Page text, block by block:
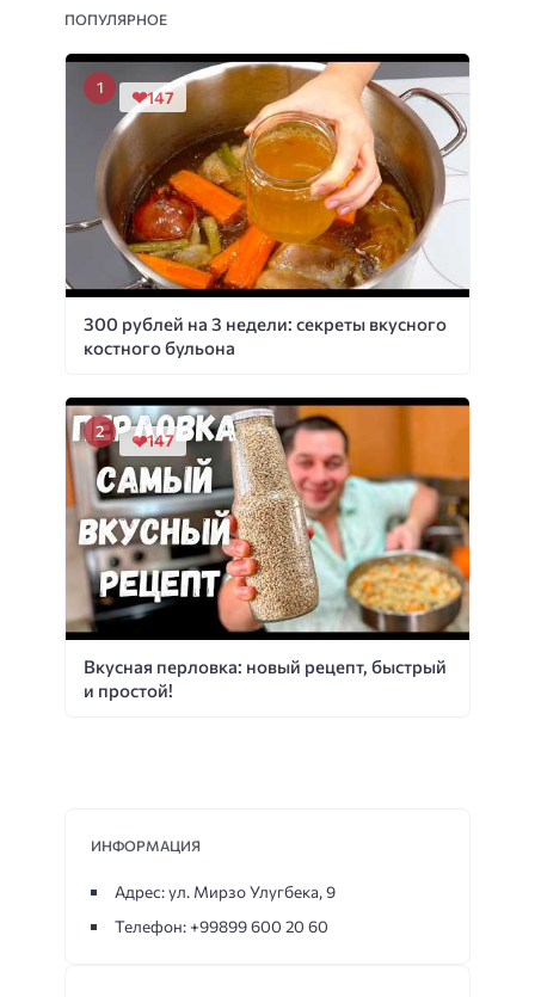
ПОПУЛЯРНОЕ
300 рублей на 3 недели: секреты вкусного
костного бульона
147
Вкусная перловка: новый рецепт, быстрый
и простой!
147
ИНФОРМАЦИЯ
Адрес: ул. Мирзо Улугбека, 9
Телефон: +99899 600 20 60